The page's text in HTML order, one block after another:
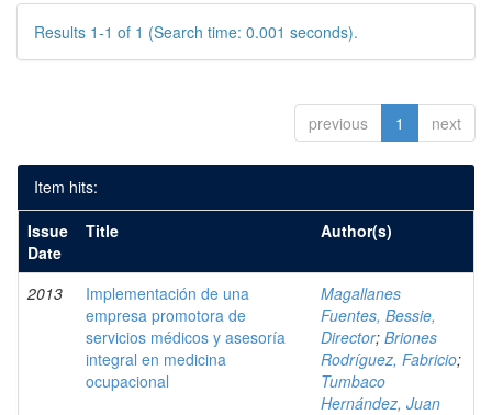
Results 1-1 of 1 (Search time: 0.001 seconds).
previous 1 next
Item hits:
Issue
Date
Title Author(s)
2013
Implementación de una
empresa promotora de
servicios médicos y asesoría
integral en medicina
ocupacional
Magallanes
Fuentes, Bessie,
Director; Briones
Rodríguez, Fabricio;
Tumbaco
Hernández, Juan